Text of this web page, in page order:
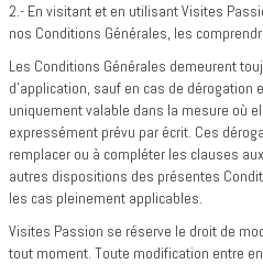
2.- En visitant et en utilisant Visites
nos Conditions Générales, les
Les Conditions Générales demeurent
d’application, sauf en cas de dérogation
uniquement valable dans la mesure où
expressément prévu par écrit. Ces
remplacer ou à compléter les clauses
autres dispositions des présentes
les cas pleinement applicables.
Visites Passion se réserve le droit de
tout moment. Toute modification entre